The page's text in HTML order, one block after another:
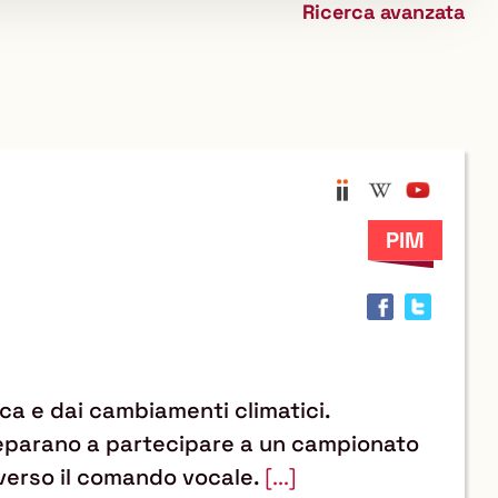
Ricerca avanzata
il
Anobii
e dai cambiamenti climatici.
a partecipare a un campionato
il comando vocale. [...]